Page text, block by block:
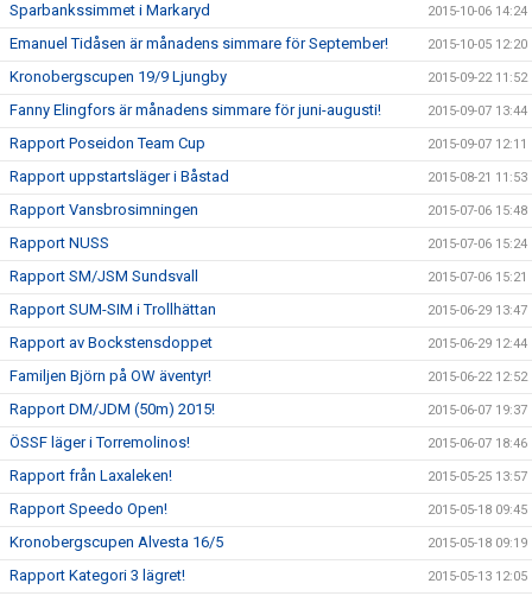
Sparbankssimmet i Markaryd 2015-10-06 14:24
Emanuel Tidåsen är månadens simmare för September! 2015-10-05 12:20
Kronobergscupen 19/9 Ljungby 2015-09-22 11:52
Fanny Elingfors är månadens simmare för juni-augusti! 2015-09-07 13:44
Rapport Poseidon Team Cup 2015-09-07 12:11
Rapport uppstartsläger i Båstad 2015-08-21 11:53
Rapport Vansbrosimningen 2015-07-06 15:48
Rapport NUSS 2015-07-06 15:24
Rapport SM/JSM Sundsvall 2015-07-06 15:21
Rapport SUM-SIM i Trollhättan 2015-06-29 13:47
Rapport av Bockstensdoppet 2015-06-29 12:44
Familjen Björn på OW äventyr! 2015-06-22 12:52
Rapport DM/JDM (50m) 2015! 2015-06-07 19:37
ÖSSF läger i Torremolinos! 2015-06-07 18:46
Rapport från Laxaleken! 2015-05-25 13:57
Rapport Speedo Open! 2015-05-18 09:45
Kronobergscupen Alvesta 16/5 2015-05-18 09:19
Rapport Kategori 3 lägret! 2015-05-13 12:05